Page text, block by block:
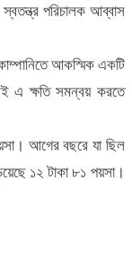
পরিচালক আব্বাস
আকস্মিক একটি
এ ক্ষতি সমন্বয় করতে
আগের বছরে যা ছিল
১২ টাকা ৮১ পয়সা।